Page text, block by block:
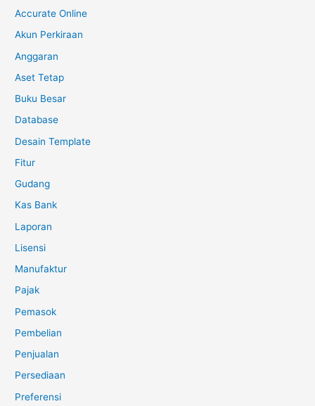
Accurate Online
Akun Perkiraan
Anggaran
Aset Tetap
Buku Besar
Database
Desain Template
Fitur
Gudang
Kas Bank
Laporan
Lisensi
Manufaktur
Pajak
Pemasok
Pembelian
Penjualan
Persediaan
Preferensi